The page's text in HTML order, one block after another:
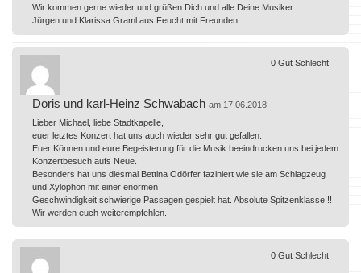
Wir kommen gerne wieder und grüßen Dich und alle Deine Musiker.
Jürgen und Klarissa Graml aus Feucht mit Freunden.
Doris und karl-Heinz Schwabach am 17.06.2018
Lieber Michael, liebe Stadtkapelle,
euer letztes Konzert hat uns auch wieder sehr gut gefallen.
Euer Können und eure Begeisterung für die Musik beeindrucken uns bei jedem
Konzertbesuch aufs Neue.
Besonders hat uns diesmal Bettina Odörfer faziniert wie sie am Schlagzeug
und Xylophon mit einer enormen
Geschwindigkeit schwierige Passagen gespielt hat. Absolute Spitzenklasse!!!
Wir werden euch weiterempfehlen.
0 Gut Schlecht
0 Gut Schlecht